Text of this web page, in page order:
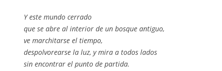
Y este mundo cerrado
que se abre al interior de un bosque antiguo,
ve marchitarse el tiempo,
despolvorearse la luz, y mira a todos lados
sin encontrar el punto de partida.